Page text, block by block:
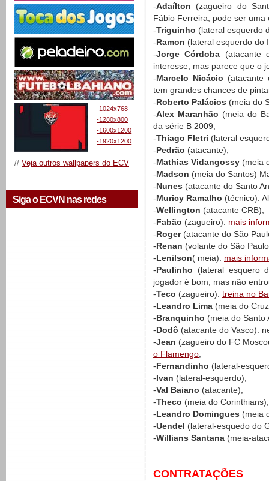
-1024x768
-1280x800
-1600x1200
-1920x1200
// Veja outros wallpapers do ECV
Siga o ECVN nas redes
-Adaílton (zagueiro do
Fábio Ferreira, pode ser uma
-Triguinho (lateral esquerdo
-Ramon (lateral esquerdo do
-Jorge Córdoba (atacante
interesse, mas parece que o
-Marcelo Nicácio (atacante
tem grandes chances de
-Roberto Palácios (meia do
-Alex Maranhão (meia do
da série B 2009;
-Thiago Fletri (lateral
-Pedrão (atacante);
-Mathias Vidangossy (meia
-Madson (meia do Santos)
-Nunes (atacante do Santo
-Muricy Ramalho (técnico):
-Wellington (atacante CRB);
-Fabão (zagueiro): mais
-Roger(atacante do São
-Renan (volante do São
-Lenilson( meia): mais
-Paulinho (lateral esquero
jogador é bom, mas não
-Teco (zagueiro): treina no
-Leandro Lima (meia do
-Branquinho (meia do Santo
-Dodô (atacante do Vasco):
-Jean (zagueiro do FC
o Flamengo;
-Fernandinho (lateral-
-Ivan (lateral-esquerdo);
-Val Baiano (atacante);
-Theco (meia do Corinthians);
-Leandro Domingues (meia
-Uendel (lateral-esquedo do
-Willians Santana (meia-
CONTRATAÇÕES